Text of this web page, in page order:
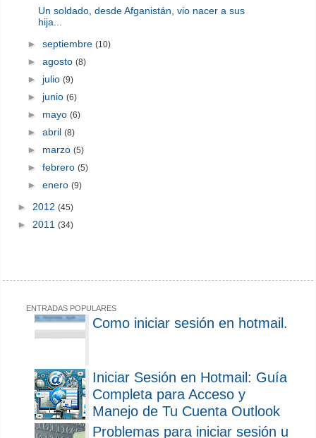
Un soldado, desde Afganistán, vio nacer a sus
hija...
►septiembre(10)
►agosto(8)
► julio(9)
► junio(6)
► mayo(6)
►abril(8)
► marzo(5)
►febrero(5)
►enero(9)
► 2012 (45)
► 2011 (34)
ENTRADAS POPULARES
Como iniciar sesión en hotmail.
Iniciar Sesión en Hotmail: Guía
Completa para Acceso y
Manejo de Tu Cuenta Outlook
Problemas para iniciar sesión u